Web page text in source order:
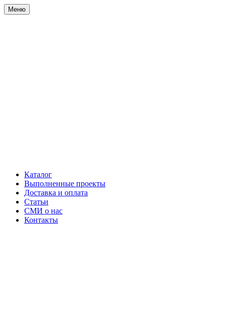
Меню
Каталог
Выполненные проекты
Доставка и оплата
Статьи
СМИ о нас
Контакты